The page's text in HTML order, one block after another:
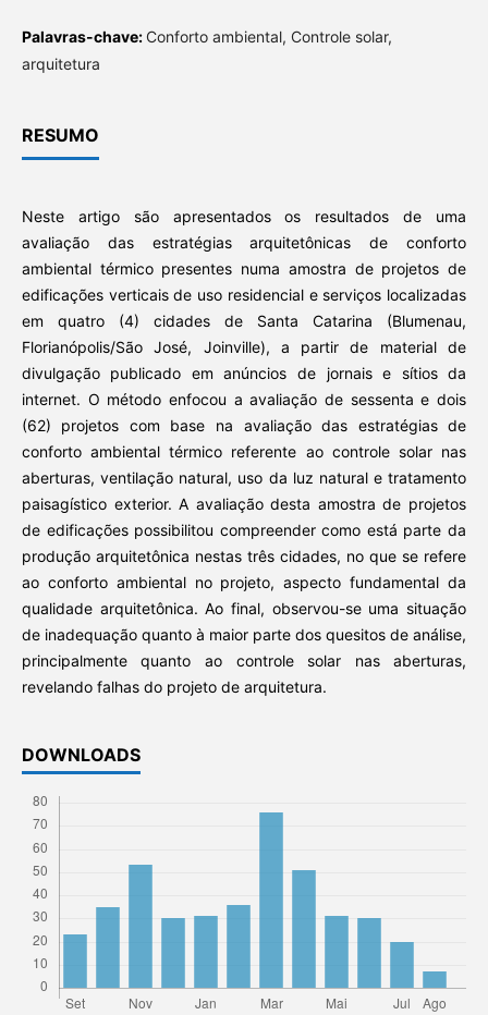
Palavras-chave: Conforto ambiental, Controle solar,
arquitetura
RESUMO
Neste artigo são apresentados os resultados de uma
avaliação das estratégias arquitetônicas de conforto
ambiental térmico presentes numa amostra de projetos de
edificações verticais de uso residencial e serviços localizadas
em quatro (4) cidades de Santa Catarina (Blumenau,
Florianópolis/São José, Joinville), a partir de material de
divulgação publicado em anúncios de jornais e sítios da
internet. O método enfocou a avaliação de sessenta e dois
(62) projetos com base na avaliação das estratégias de
conforto ambiental térmico referente ao controle solar nas
aberturas, ventilação natural, uso da luz natural e tratamento
paisagístico exterior. A avaliação desta amostra de projetos
de edificações possibilitou compreender como está parte da
produção arquitetônica nestas três cidades, no que se refere
ao conforto ambiental no projeto, aspecto fundamental da
qualidade arquitetônica. Ao final, observou-se uma situação
de inadequação quanto à maior parte dos quesitos de análise,
principalmente quanto ao controle solar nas aberturas,
revelando falhas do projeto de arquitetura.
DOWNLOADS